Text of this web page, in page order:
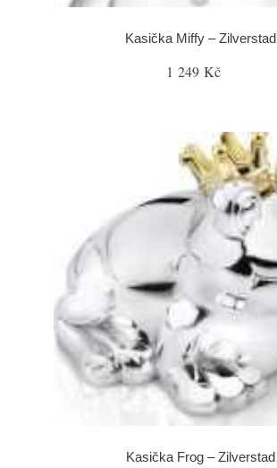
Kasička Miffy – Zilverstad
1 249 Kč
Kasička Frog – Zilverstad